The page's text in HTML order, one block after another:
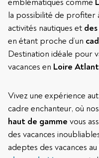
emblématiques comme
la possibilité de profiter
activités nautiques et
en étant proche d’un
Destination idéale pour
vacances en Loire
Vivez une expérience
cadre enchanteur, où nos
haut de gamme vous
des vacances
adeptes des vacances au